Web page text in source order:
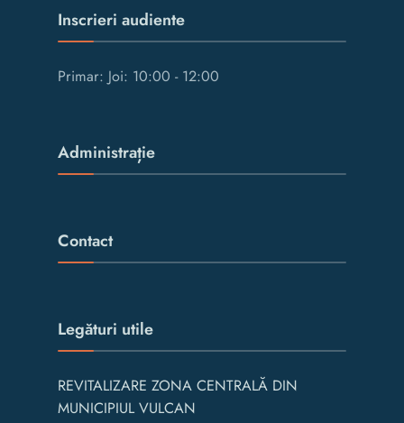
Inscrieri audiente
Primar: Joi: 10:00 - 12:00
Administrație
Contact
Legături utile
REVITALIZARE ZONA CENTRALĂ DIN
MUNICIPIUL VULCAN